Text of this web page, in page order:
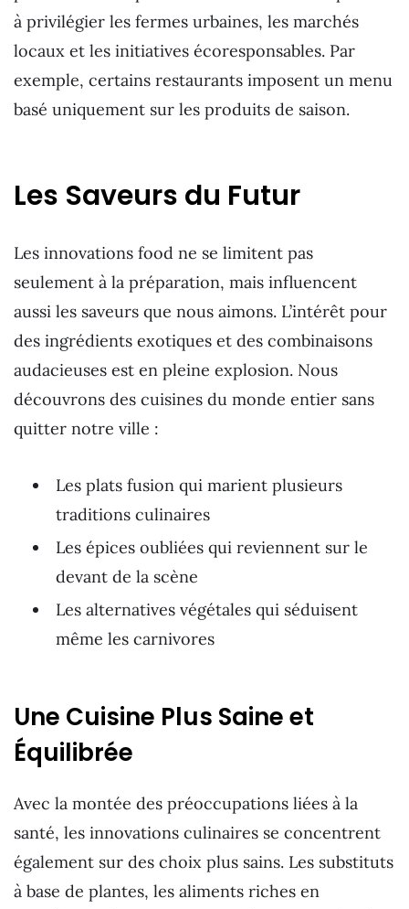
à privilégier les fermes urbaines, les marchés
locaux et les initiatives écoresponsables. Par
exemple, certains restaurants imposent un menu
basé uniquement sur les produits de saison.
Les Saveurs du Futur
Les innovations food ne se limitent pas
seulement à la préparation, mais influencent
aussi les saveurs que nous aimons. L’intérêt pour
des ingrédients exotiques et des combinaisons
audacieuses est en pleine explosion. Nous
découvrons des cuisines du monde entier sans
quitter notre ville :
Les plats fusion qui marient plusieurs
traditions culinaires
Les épices oubliées qui reviennent sur le
devant de la scène
Les alternatives végétales qui séduisent
même les carnivores
Une Cuisine Plus Saine et
Équilibrée
Avec la montée des préoccupations liées à la
santé, les innovations culinaires se concentrent
également sur des choix plus sains. Les substituts
à base de plantes, les aliments riches en